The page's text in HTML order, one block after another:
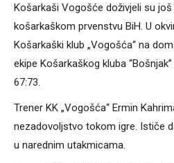
Košarkaši Vogošće doživjeli su
košarkaškom prvenstvu BiH. U
Košarkaški klub „Vogošća“ na
ekipe Košarkaškog kluba
67:73.
Trener KK „Vogošća“ Ermin
nezadovoljstvo tokom igre. Ističe
u narednim utakmicama.